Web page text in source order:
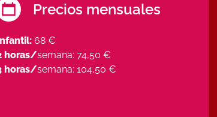
Precios mensuales
Infantil: 68 €
horas/semana: 74,50 €
horas/semana: 104,50 €